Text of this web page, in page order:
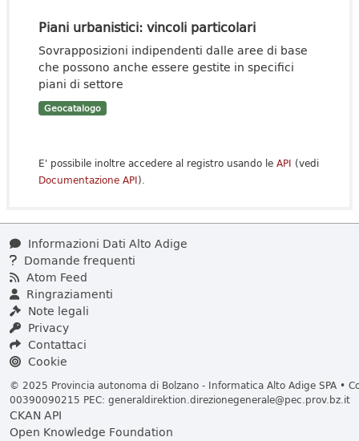
Piani urbanistici: vincoli particolari
Sovrapposizioni indipendenti dalle aree di base
che possono anche essere gestite in specifici
piani di settore
Geocatalogo
E' possibile inoltre accedere al registro usando le API (vedi
Documentazione API).
Informazioni Dati Alto Adige
Domande frequenti
Atom Feed
Ringraziamenti
Note legali
Privacy
Contattaci
Cookie
© 2025 Provincia autonoma di Bolzano - Informatica Alto Adige SPA •
00390090215 PEC: generaldirektion.direzionegenerale@pec.prov.bz.it
CKAN API
Open Knowledge Foundation